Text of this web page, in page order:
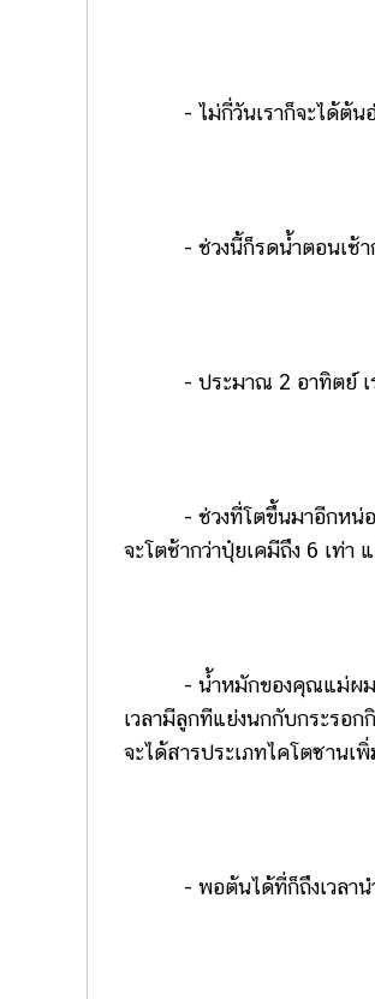
- ไม่กี่วันเราก็จะได้ต้น
- ช่วงนี้ก็รดน้ำตอนเช้า
- ประมาณ 2 อาทิตย์ เรา
- ช่วงที่โตขึ้นมาอีกหน่อย
จะโตช้ากว่าปุ๋ยเคมีถึง 6 เท่
- น้ำหมักของคุณแม่ผมจะมี
เวลามีลูกทีแย่งนกกับกระรอ
จะได้สารประเภทไคโตซานเ
- พอต้นได้ที่ก็ถึงเวลานำ